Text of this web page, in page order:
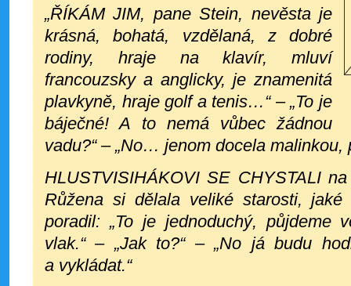
„ŘÍKÁM JIM, pane Stein, nevěsta je
krásná, bohatá, vzdělaná, z dobré
rodiny, hraje na klavír, mluví
francouzsky a anglicky, je znamenitá
plavkyně, hraje golf a tenis…“ –„To je
báječné! A to nemá vůbec žádnou
vadu?“ –„No… jenom docela malinkou,
HLUSTVISIHÁKOVI SE CHYSTALI
Růžena si dělala veliké starosti,
poradil: „To je jednoduchý, půjdeme
vlak.“–„Jak to?“ –„No já budu
a vykládat.“